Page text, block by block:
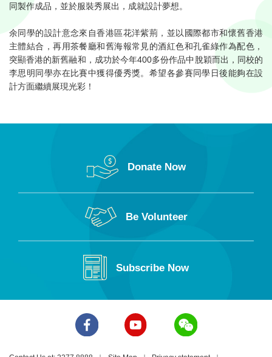
同製作成品，並於服裝秀展出，成就設計夢想。
余同學的設計意念來自香港區花洋紫荊，並以國際都市和懷舊香港
主體結合，再用茶餐廳和舊海報常見的酒紅色和孔雀綠作為配色，
突顯香港的新舊融和，成功於今年400多份作品中脫穎而出，同校的
李思明同學亦在比賽中獲得優秀獎。希望各參賽同學日後能夠在設
計方面繼續展現光彩！
Donate Now
Be Volunteer
Subscribe Now